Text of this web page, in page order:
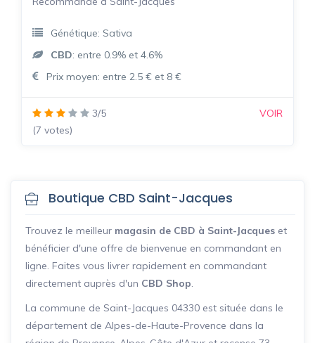
Boutique CBD Saint-Jacques
Trouvez le meilleur magasin de CBD à Saint-Jacques et
bénéficier d'une offre de bienvenue en commandant en
ligne. Faites vous livrer rapidement en commandant
directement auprès d'un CBD Shop
La commune de Saint-Jacques 04330 est située dans le
département de Alpes-de-Haute-Provence dans la
Génétique: Sativa
CBD: entre 0.9% et 4.6%
Prix moyen: entre 2.5 € et 8 €
3/5
(7 votes)
VOIR